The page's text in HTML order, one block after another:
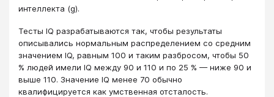
интеллекта (g).
Тесты IQ разрабатываются так, чтобы результаты
описывались нормальным распределением со средним
значением IQ, равным 100 и таким разбросом, чтобы 50
% людей имели IQ между 90 и 110 и по 25 % — ниже 90 и
выше 110. Значение IQ менее 70 обычно
квалифицируется как умственная отсталость.